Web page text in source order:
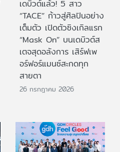
เดบิวต์แล้ว! 5 สาว
“TACE” ก้าวสู่ศิลปินอย่าง
เต็มตัว เปิดตัวซิงเกิลแรก
“Mask On” บนเดบิวต์ส
เตจสุดอลังการ เสิร์ฟเพ
อร์ฟอร์แมนซ์สะกดทุก
สายตา
26 กรกฎาคม 2026